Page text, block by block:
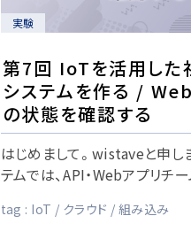
実験
第7回 IoTを活用した
システムを作る /
の状態を確認する
はじめまして。wistaveと申し
テムでは、API・Webアプリチ
tag : IoT クラウド 組み込み